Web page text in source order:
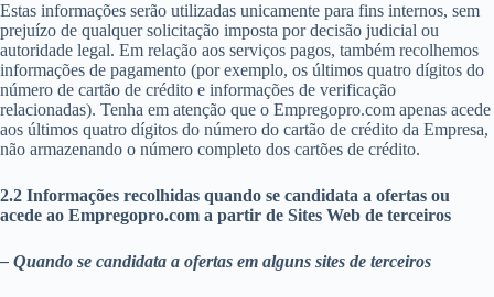
Estas informações serão utilizadas unicamente para fins internos, sem
prejuízo de qualquer solicitação imposta por decisão judicial ou
autoridade legal. Em relação aos serviços pagos, também recolhemos
informações de pagamento (por exemplo, os últimos quatro dígitos do
número de cartão de crédito e informações de verificação
relacionadas). Tenha em atenção que o Empregopro.com apenas acede
aos últimos quatro dígitos do número do cartão de crédito da Empresa,
não armazenando o número completo dos cartões de crédito.
2.2 Informações recolhidas quando se candidata a ofertas ou
acede ao Empregopro.com a partir de Sites Web de terceiros
– Quando se candidata a ofertas em alguns sites de terceiros